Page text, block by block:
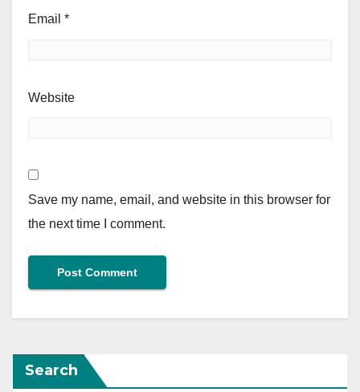
Email *
Website
Save my name, email, and website in this browser for
the next time I comment.
Search